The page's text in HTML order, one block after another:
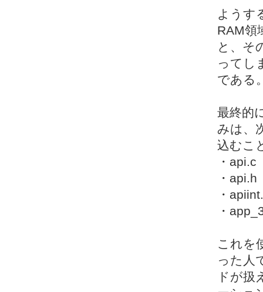
ようす
RAM領
と、そ
ってし
である
最終的
みは、
込むこ
・api.c
・api.h
・
・
これを
った人
ドが扱